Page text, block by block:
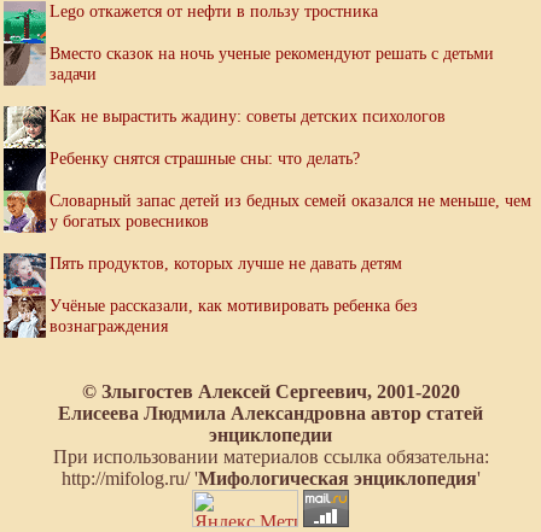
Lego откажется от нефти в пользу тростника
Вместо сказок на ночь ученые рекомендуют решать с детьми
задачи
Как не вырастить жадину: советы детских психологов
Ребенку снятся страшные сны: что делать?
Словарный запас детей из бедных семей оказался не меньше, чем
у богатых ровесников
Пять продуктов, которых лучше не давать детям
Учёные рассказали, как мотивировать ребенка без
вознаграждения
© Злыгостев Алексей Сергеевич, 2001-2020
Елисеева Людмила Александровна автор статей
энциклопедии
При использовании материалов ссылка обязательна:
http://mifolog.ru/ 'Мифологическая энциклопедия'